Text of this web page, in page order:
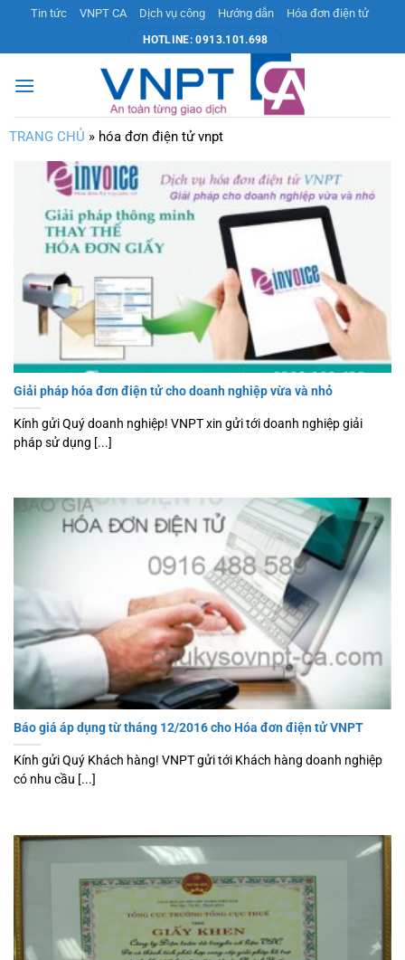
nội
dung
Tin tức VNPT CA Dịch vụ công Hướng dẫn Hóa đơn điện tử
HOTLINE: 0913.101.698
TRANG CHỦ » hóa đơn điện tử vnpt
Giải pháp hóa đơn điện tử cho doanh nghiệp vừa và nhỏ
Kính gửi Quý doanh nghiệp! VNPT xin gửi tới doanh nghiệp giải
pháp sử dụng [...]
Báo giá áp dụng từ tháng 12/2016 cho Hóa đơn điện tử VNPT
Kính gửi Quý Khách hàng! VNPT gửi tới Khách hàng doanh nghiệp
có nhu cầu [...]